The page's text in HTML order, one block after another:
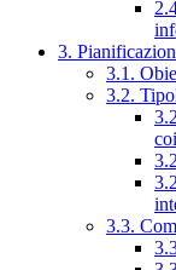
3.
3.1.
3.2.
3.3.